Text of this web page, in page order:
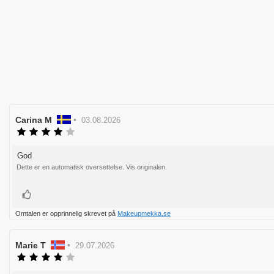
Forfatter:
Carina M • Omtaledato:
03.08.2026
mulige
Omtaletekst:
God
Dette er en automatisk oversettelse. Vis originalen.
Liker
Omtalen er opprinnelig skrevet på Makeupmekka.se
Forfatter:
Marie T • Omtaledato:
29.07.2026